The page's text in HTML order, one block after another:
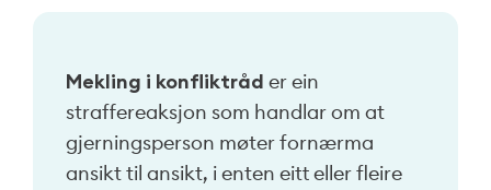
Mekling i konfliktråd er ein
straffereaksjon som handlar om at
gjerningsperson møter fornærma
ansikt til ansikt, i enten eitt eller fleire